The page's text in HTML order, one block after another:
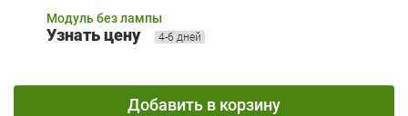
Модуль без лампы
Узнать цену 4-6 дней
Добавить в корзину